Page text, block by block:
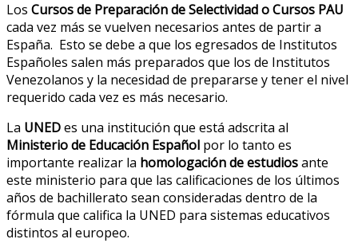
Los Cursos de Preparación de Selectividad o Cursos PAU
cada vez más se vuelven necesarios antes de partir a
España. Esto se debe a que los egresados de Institutos
Españoles salen más preparados que los de Institutos
Venezolanos y la necesidad de prepararse y tener el nivel
requerido cada vez es más necesario.
La UNEDes una institución que está adscrita al
Ministerio de Educación Español por lo tanto es
importante realizar la homologación de estudiosante
este ministerio para que las calificaciones de los últimos
años de bachillerato sean consideradas dentro de la
fórmula que califica la UNED para sistemas educativos
distintos al europeo.